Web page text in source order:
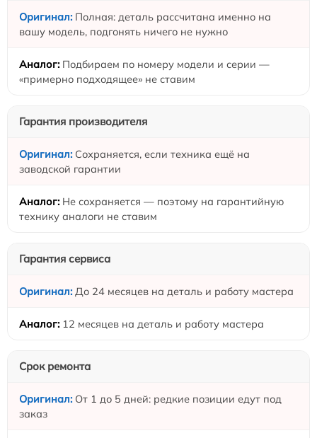
Полная: деталь рассчитана именно на
вашу модель, подгонять ничего не нужно
Подбираем по номеру модели и серии —
«примерно подходящее» не ставим
Гарантия производителя
Сохраняется, если техника ещё на
заводской гарантии
Не сохраняется — поэтому на гарантийную
технику аналоги не ставим
Гарантия сервиса
До 24 месяцев на деталь и работу мастера
12 месяцев на деталь и работу мастера
Срок ремонта
От 1 до 5 дней: редкие позиции едут под
заказ